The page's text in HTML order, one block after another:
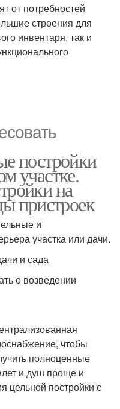
от потребностей
строения для
инвентаря, так и
постройки
участке.
на
пристроек
и
участка или дачи.
и сада
о возведении
чтобы
полноценные
и душ проще и
цельной постройки с